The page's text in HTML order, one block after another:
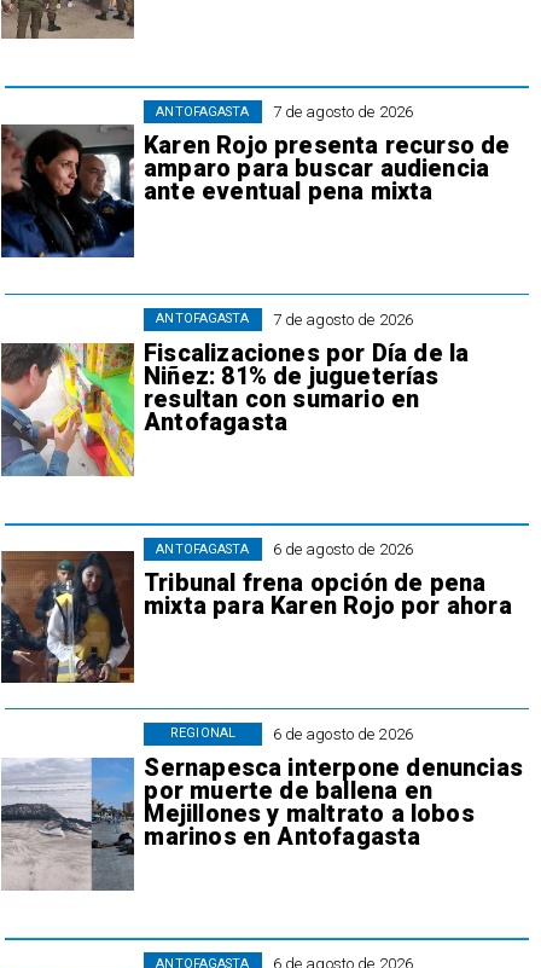
7 de agosto de 2026
Karen Rojo presenta recurso de
amparo para buscar audiencia
ante eventual pena mixta
ANTOFAGASTA
7 de agosto de 2026
Fiscalizaciones por Día de la
Niñez: 81% de jugueterías
resultan con sumario en
Antofagasta
ANTOFAGASTA
6 de agosto de 2026
Tribunal frena opción de pena
mixta para Karen Rojo por ahora
ANTOFAGASTA
6 de agosto de 2026
Sernapesca interpone denuncias
por muerte de ballena en
Mejillones y maltrato a lobos
marinos en Antofagasta
REGIONAL
6 de agosto de 2026
ANTOFAGASTA